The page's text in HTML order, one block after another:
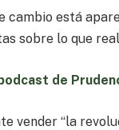
cambio está
sobre lo que
de
vender “la